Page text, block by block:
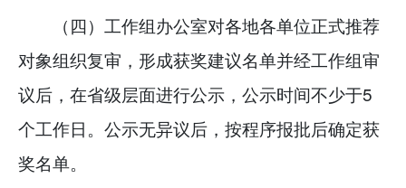
（四）工作组办公室对各地各单位正式推荐
对象组织复审，形成获奖建议名单并经工作组审
议后，在省级层面进行公示，公示时间不少于5
个工作日。公示无异议后，按程序报批后确定获
奖名单。